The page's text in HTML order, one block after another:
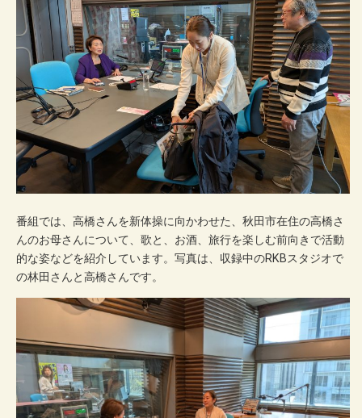
番組では、高橋さんを新体操に向かわせた、秋田市在住の高橋さ
んのお母さんについて、歌と、お酒、旅行を楽しむ前向きで活動
的な姿などを紹介しています。写真は、収録中のRKBスタジオで
の林田さんと高橋さんです。